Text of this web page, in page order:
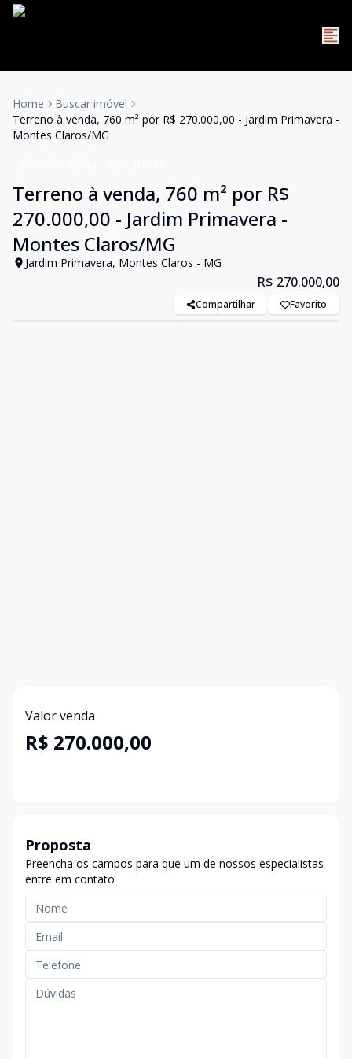
Home
Buscar imóvel
Terreno à venda, 760 m² por R$ 270.000,00 - Jardim Primavera -
Montes Claros/MG
Terreno à venda, 760 m² por R$
270.000,00 - Jardim Primavera -
Montes Claros/MG
Jardim Primavera, Montes Claros - MG
R$ 270.000,00
Compartilhar Favorito
Valor venda
R$ 270.000,00
Proposta
Preencha os campos para que um de nossos especialistas
entre em contato